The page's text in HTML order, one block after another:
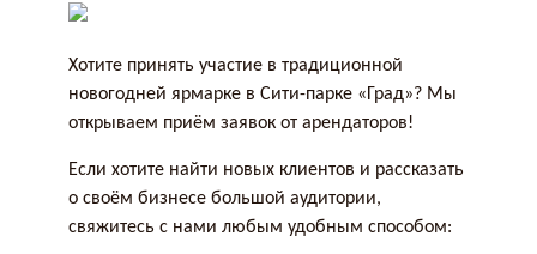
Хотите принять участие в традиционной
новогодней ярмарке в Сити-парке «Град»? Мы
открываем приём заявок от арендаторов!
Если хотите найти новых клиентов и рассказать
о своём бизнесе большой аудитории,
свяжитесь с нами любым удобным способом: